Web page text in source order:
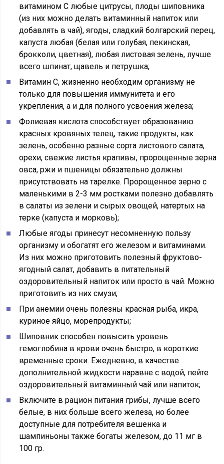
витамином С любые цитрусы, плоды шиповника
(из них можно делать витаминный напиток или
добавлять в чай), ягоды, сладкий болгарский перец,
капуста любая (белая или голубая, пекинская,
брокколи, цветная), любая листовая зелень, лучше
всего шпинат, щавель и петрушка;
Витамин С, жизненно необходим организму не
только для повышения иммунитета и его
укрепления, а и для полного усвоения железа;
Фолиевая кислота способствует образованию
красных кровяных телец, такие продукты, как
зелень, особенно разные сорта листового салата,
орехи, свежие листья крапивы, пророщенные зерна
овса, ржи и пшеницы обязательно должны
присутствовать на тарелке. Пророщенное зерно с
маленькими в 2-3 мм ростками полезно добавлять
в салаты из зелени и сырых овощей, натертых на
терке (капуста и морковь);
Любые ягоды принесут несомненную пользу
организму и обогатят его железом и витаминами.
Из них можно приготовить полезный фруктово-
ягодный салат, добавить в питательный
оздоровительный напиток или просто в чай. Можно
приготовить из них смузи;
При анемии очень полезны красная рыба, икра,
куриное яйцо, морепродукты;
Шиповник способен повысить уровень
гемоглобина в крови очень быстро, в короткие
временные сроки. Ежедневно, в качестве
дополнительной жидкости наравне с водой, пейте
оздоровительный витаминный чай или напиток;
Включите в рацион питания грибы, лучше всего
белые, в них больше всего железа, но более
доступные для потребителя вешенка и
шампиньоны также богаты железом, до 11 мг в
100 гр.